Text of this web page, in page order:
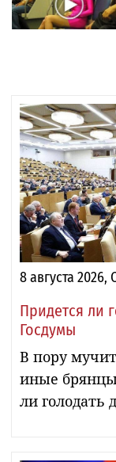
8 августа 2026,
Придется ли
Госдумы
В пору
иные
ли голодать